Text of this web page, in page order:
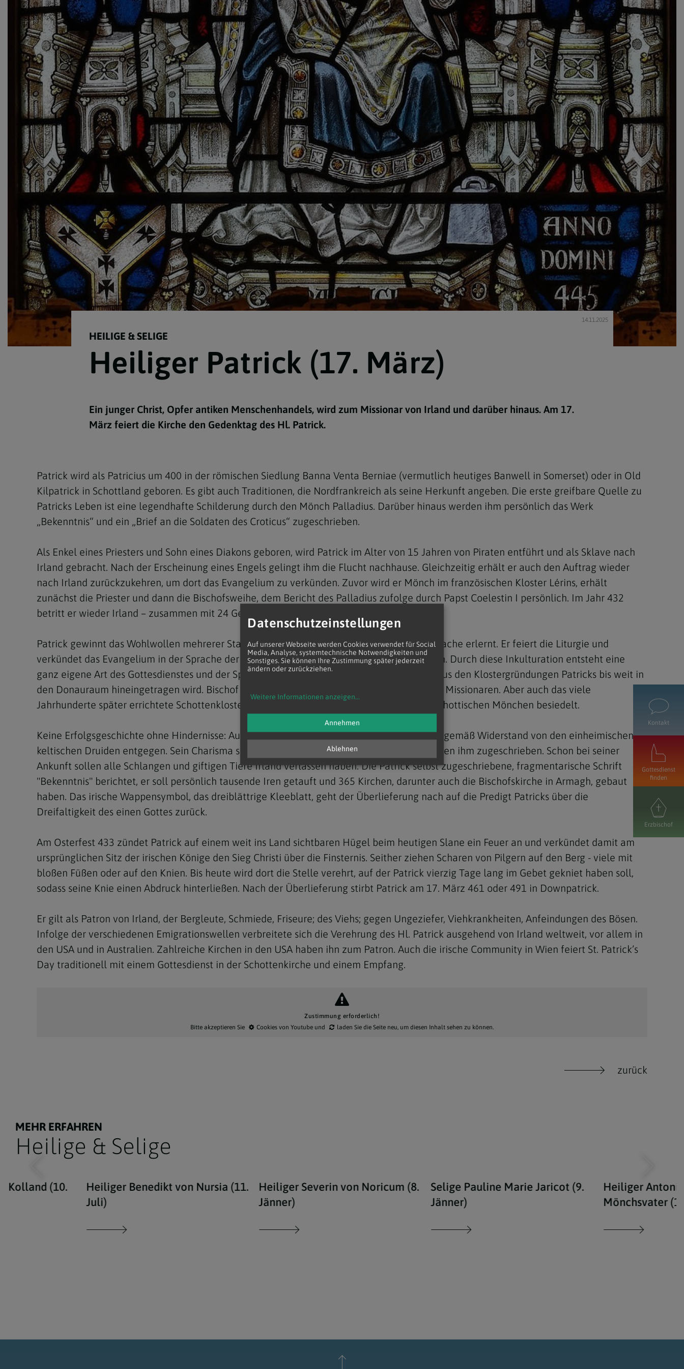
Navigation schließen
Kontakt
Gottesdienst
finden
Erzbischof
14.11.2025
HEILIGE & SELIGE
Heiliger Patrick (17. März)
Ein junger Christ, Opfer antiken Menschenhandels, wird zum Missionar von Irland und darüber hinaus. Am 17.
März feiert die Kirche den Gedenktag des Hl. Patrick.
Patrick wird als Patricius um 400 in der römischen Siedlung Banna Venta Berniae (vermutlich heutiges Banwell in Somerset) oder in Old
Kilpatrick in Schottland geboren. Es gibt auch Traditionen, die Nordfrankreich als seine Herkunft angeben. Die erste greifbare Quelle zu
Patricks Leben ist eine legendhafte Schilderung durch den Mönch Palladius. Darüber hinaus werden ihm persönlich das Werk
„Bekenntnis“ und ein „Brief an die Soldaten des Croticus“ zugeschrieben.
Als Enkel eines Priesters und Sohn eines Diakons geboren, wird Patrick im Alter von 15 Jahren von Piraten entführt und als Sklave nach
Irland gebracht. Nach der Erscheinung eines Engels gelingt ihm die Flucht nachhause. Gleichzeitig erhält er auch den Auftrag wieder
nach Irland zurückzukehren, um dort das Evangelium zu verkünden. Zuvor wird er Mönch im französischen Kloster Lérins, erhält
zunächst die Priester und dann die Bischofsweihe, dem Bericht des Palladius zufolge durch Papst Coelestin I persönlich. Im Jahr 432
betritt er wieder Irland – zusammen mit 24 Gefährten.
Patrick gewinnt das Wohlwollen mehrerer Stammeskönige. Als Sklave hat er die irische Sprache erlernt. Er feiert die Liturgie und
verkündet das Evangelium in der Sprache der Einheimischen. Das kommt ihm nun entgegen. Durch diese Inkulturation entsteht eine
ganz eigene Art des Gottesdienstes und der Spiritualität, die später von irischen Mönchen aus den Klostergründungen Patricks bis weit in
den Donauraum hineingetragen wird. Bischof Vitalis von Salzburg gehört zu diesen irischen Missionaren. Aber auch das viele
Jahrhunderte später errichtete Schottenkloster auf der Wiener Freyung wird noch von iroschottischen Mönchen besiedelt.
Keine Erfolgsgeschichte ohne Hindernisse: Auf der irischen Insel schlägt Patrick erwartungsgemäß Widerstand von den einheimischen,
keltischen Druiden entgegen. Sein Charisma setzt sich aber durch. Zahlreiche Wunder werden ihm zugeschrieben. Schon bei seiner
Ankunft sollen alle Schlangen und giftigen Tiere Irland verlassen haben. Die Patrick selbst zugeschriebene, fragmentarische Schrift
"Bekenntnis" berichtet, er soll persönlich tausende Iren getauft und 365 Kirchen, darunter auch die Bischofskirche in Armagh, gebaut
haben. Das irische Wappensymbol, das dreiblättrige Kleeblatt, geht der Überlieferung nach auf die Predigt Patricks über die
Dreifaltigkeit des einen Gottes zurück.
Am Osterfest 433 zündet Patrick auf einem weit ins Land sichtbaren Hügel beim heutigen Slane ein Feuer an und verkündet damit am
ursprünglichen Sitz der irischen Könige den Sieg Christi über die Finsternis. Seither ziehen Scharen von Pilgern auf den Berg - viele mit
bloßen Füßen oder auf den Knien. Bis heute wird dort die Stelle verehrt, auf der Patrick vierzig Tage lang im Gebet gekniet haben soll,
sodass seine Knie einen Abdruck hinterließen. Nach der Überlieferung stirbt Patrick am 17. März 461 oder 491 in Downpatrick.
Er gilt als Patron von Irland, der Bergleute, Schmiede, Friseure; des Viehs; gegen Ungeziefer, Viehkrankheiten, Anfeindungen des Bösen.
Infolge der verschiedenen Emigrationswellen verbreitete sich die Verehrung des Hl. Patrick ausgehend von Irland weltweit, vor allem in
den USA und in Australien. Zahlreiche Kirchen in den USA haben ihn zum Patron. Auch die irische Community in Wien feiert St. Patrick’s
Day traditionell mit einem Gottesdienst in der Schottenkirche und einem Empfang.
Zustimmung erforderlich!
Bitte akzeptieren Sie
Cookies von Youtube und laden Sie die Seite neu, um diesen Inhalt sehen zu können.
zurück
MEHR ERFAHREN
Heilige & Selige
Kolland (10.
Heiliger Benedikt von Nursia (11.
Juli)
Heiliger Severin von Noricum (8.
Jänner)
Selige Pauline Marie Jaricot (9.
Jänner)
Heiliger
Mönchsvater
Datenschutzeinstellungen
Auf unserer Webseite werden Cookies verwendet für Social
Media, Analyse, systemtechnische Notwendigkeiten und
Sonstiges. Sie können Ihre Zustimmung später jederzeit
ändern oder zurückziehen.
Weitere Informationen anzeigen...
Ablehnen
Annehmen